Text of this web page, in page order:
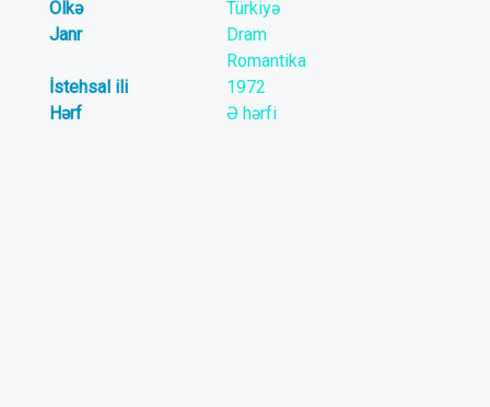
Ölkə
Türkiyə
Janr
Dram
Romantika
İstehsal ili
1972
Hərf
Ə hərfi